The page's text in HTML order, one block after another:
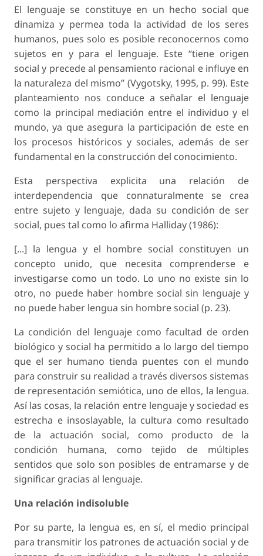
El lenguaje se constituye en un hecho social que
dinamiza y permea toda la actividad de los seres
humanos, pues solo es posible reconocernos como
sujetos en y para el lenguaje. Este “tiene origen
social y precede al pensamiento racional e influye en
la naturaleza del mismo” (Vygotsky, 1995, p. 99). Este
planteamiento nos conduce a señalar el lenguaje
como la principal mediación entre el individuo y el
mundo, ya que asegura la participación de este en
los procesos históricos y sociales, además de ser
fundamental en la construcción del conocimiento.
Esta perspectiva explicita una relación de
interdependencia que connaturalmente se crea
entre sujeto y lenguaje, dada su condición de ser
social, pues tal como lo afirma Halliday (1986):
[...] la lengua y el hombre social constituyen un
concepto unido, que necesita comprenderse e
investigarse como un todo. Lo uno no existe sin lo
otro, no puede haber hombre social sin lenguaje y
no puede haber lengua sin hombre social (p. 23).
La condición del lenguaje como facultad de orden
biológico y social ha permitido a lo largo del tiempo
que el ser humano tienda puentes con el mundo
para construir su realidad a través diversos sistemas
de representación semiótica, uno de ellos, la lengua.
Así las cosas, la relación entre lenguaje y sociedad es
estrecha e insoslayable, la cultura como resultado
de la actuación social, como producto de la
condición humana, como tejido de múltiples
sentidos que solo son posibles de entramarse y de
significar gracias al lenguaje.
Una relación indisoluble
Por su parte, la lengua es, en sí, el medio principal
para transmitir los patrones de actuación social y de